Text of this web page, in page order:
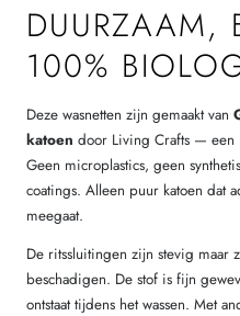
DUURZAAM,
100%
Deze wasnetten zijn gemaakt van
katoen door Living Crafts — een
Geen microplastics, geen
coatings. Alleen puur katoen dat
meegaat.
De ritssluitingen zijn stevig maar
beschadigen. De stof is fijn
ontstaat tijdens het wassen. Met